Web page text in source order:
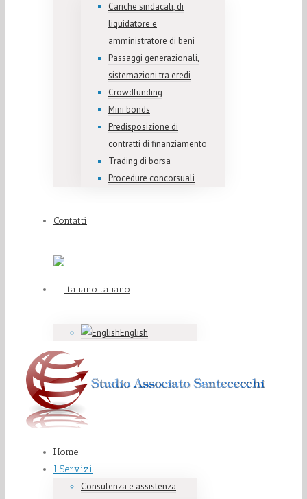
Cariche sindacali, di
liquidatore e
amministratore di beni
Passaggi generazionali,
sistemazioni tra eredi
Crowdfunding
Mini bonds
Predisposizione di
contratti di finanziamento
Trading di borsa
Procedure concorsuali
Contatti
Italiano
English
Home
I Servizi
Consulenza e assistenza